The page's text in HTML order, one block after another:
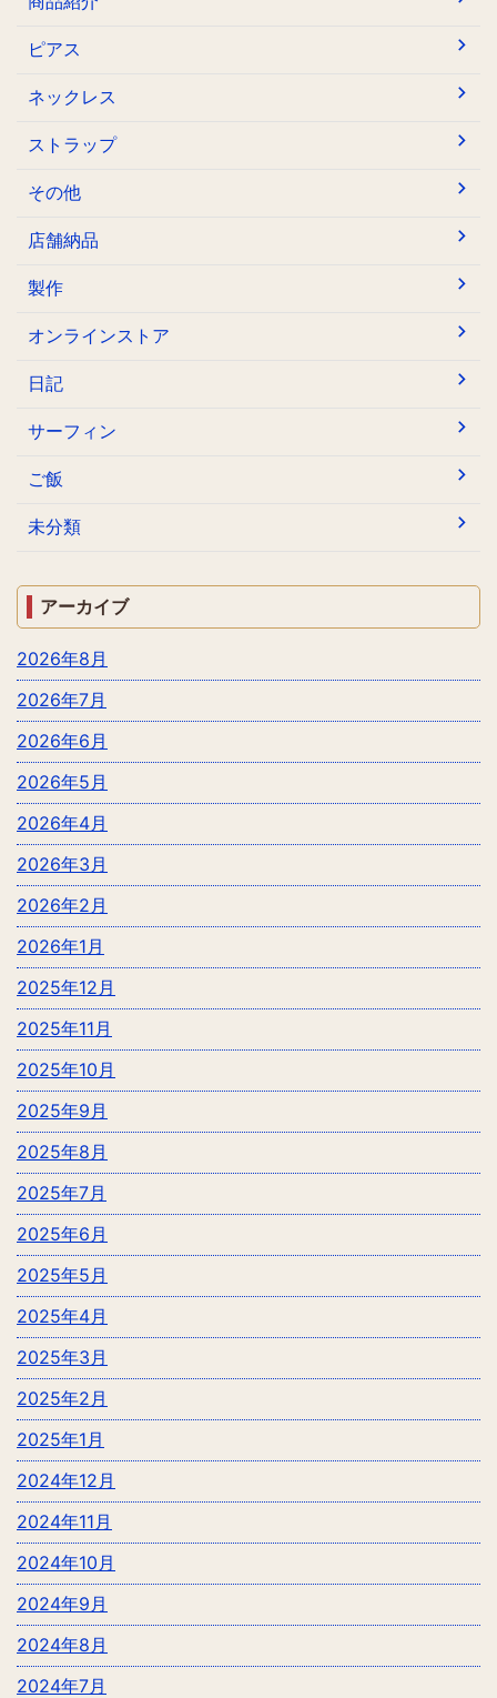
ピアス
ネックレス
ストラップ
その他
店舗納品
製作
オンラインストア
日記
サーフィン
ご飯
未分類
アーカイブ
2026年8月
2026年7月
2026年6月
2026年5月
2026年4月
2026年3月
2026年2月
2026年1月
2025年12月
2025年11月
2025年10月
2025年9月
2025年8月
2025年7月
2025年6月
2025年5月
2025年4月
2025年3月
2025年2月
2025年1月
2024年12月
2024年11月
2024年10月
2024年9月
2024年8月
2024年7月